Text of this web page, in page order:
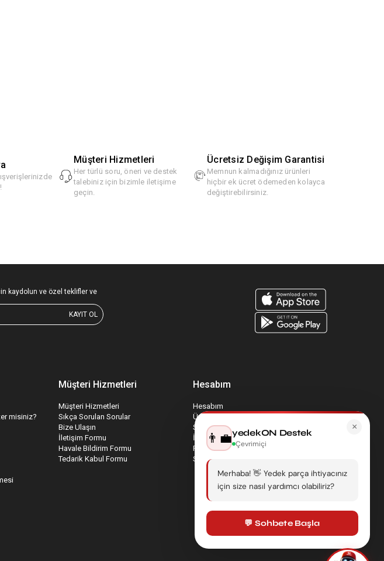
Müşteri Hizmetleri
Her türlü soru, öneri ve destek
talebiniz için bizimle iletişime
geçin.
Ücretsiz Değişim Garantisi
Memnun kalmadığınız ürünleri
hiçbir ek ücret ödemeden kolayca
değiştirebilirsiniz.
kaydolun ve özel teklifler ve
KAYIT OL
misiniz?
Müşteri Hizmetleri
Müşteri Hizmetleri
Sıkça Sorulan Sorular
Bize Ulaşın
İletişim Formu
Havale Bildirim Formu
Tedarik Kabul Formu
Hesabım
Hesabım
Üyelik Bilgilerim
Sepetim
İade Taleplerim
Favori Ürünlerim
Sipariş Takip
×
👨‍💼yedekON Destek
Çevrimiçi
Merhaba! 👋 Yedek parça ihtiyacınız
için size nasıl yardımcı olabiliriz?
💬 Sohbete Başla